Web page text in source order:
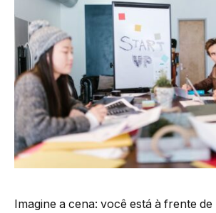
Imagine a cena: você está à frente